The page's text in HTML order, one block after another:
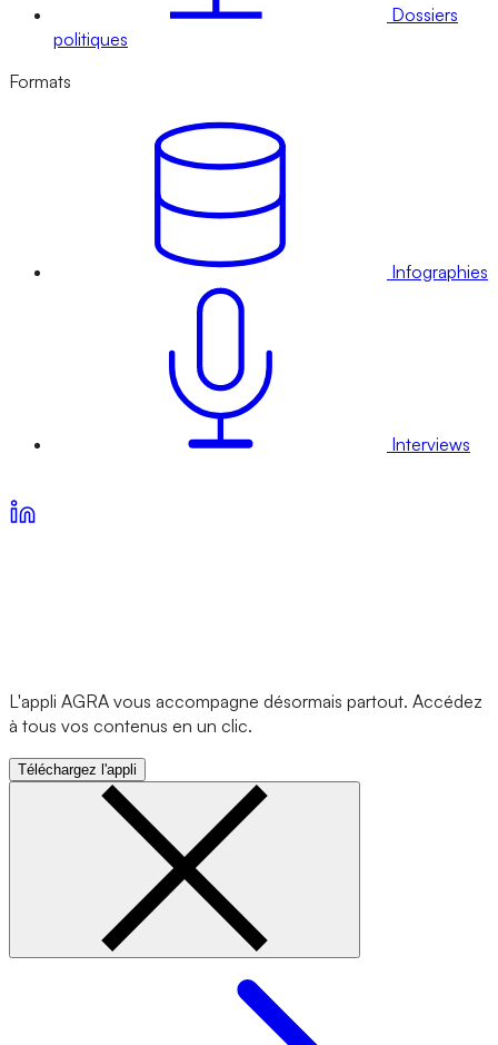
Dossiers
politiques
Formats
Infographies
Interviews
L'appli AGRA vous accompagne désormais partout. Accédez
à tous vos contenus en un clic.
Téléchargez l'appli